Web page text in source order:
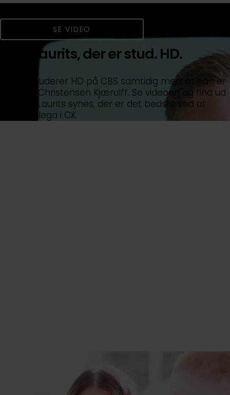
SE VIDEO
Mød Laurits, der er stud. HD.
Laurits studerer HD på CBS samtidig med, at han er
trainee i Christensen Kjærulff. Se videoen og find ud
af, hvad Laurits synes, der er det bedste ved at
være kollega i CK.
Christensen Kjærulff?